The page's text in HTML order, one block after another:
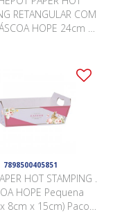
RETANGULAR COM
HOPE 24cm x
7898500405851
HOT STAMPING .
HOPE Pequena
8cm x 15cm) Pacote